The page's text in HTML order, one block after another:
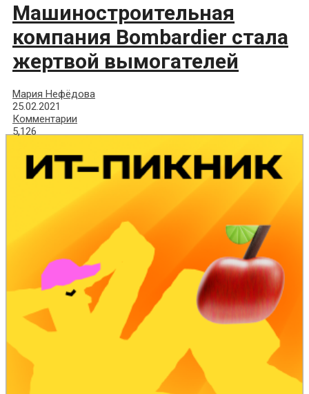
Машиностроительная
компания Bombardier стала
жертвой вымогателей
Мария Нефёдова
25.02.2021
Комментарии
5,126